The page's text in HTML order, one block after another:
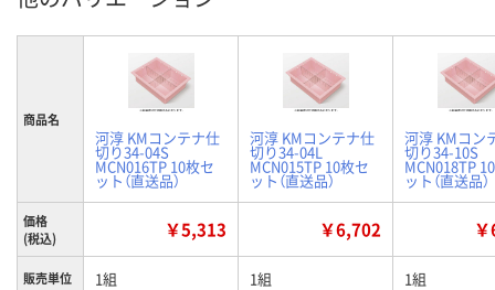
商品名
河淳 KMコンテナ仕
切り34-04S
MCN016TP 10枚セ
ット（直送品）
河淳 KMコンテナ仕
切り34-04L
MCN015TP 10枚セ
ット（直送品）
河淳 KMコン
切り34-10S
MCN018TP
ット（直送品）
価格
(税込)
￥5,313 ￥6,702
販売単位 1組 1組 1組